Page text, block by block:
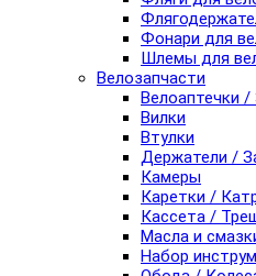
Фонари для
Шлемы для
Велозапчасти
Велоаптечки /
Вилки
Втулки
Держатели /
Камеры
Каретки /
Кассета /
Масла и
Набор